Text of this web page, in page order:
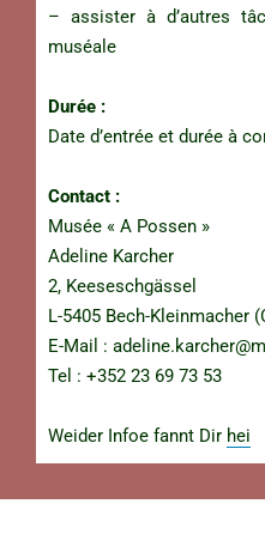
– assister à d’autres
muséale
Durée :
Date d’entrée et durée à
Contact :
Musée « A Possen »
Adeline Karcher
2, Keeseschgässel
L-5405 Bech-Kleinmacher
E-Mail :
Tel : +352 23 69 73 53
Weider Infoe fannt Dir hei